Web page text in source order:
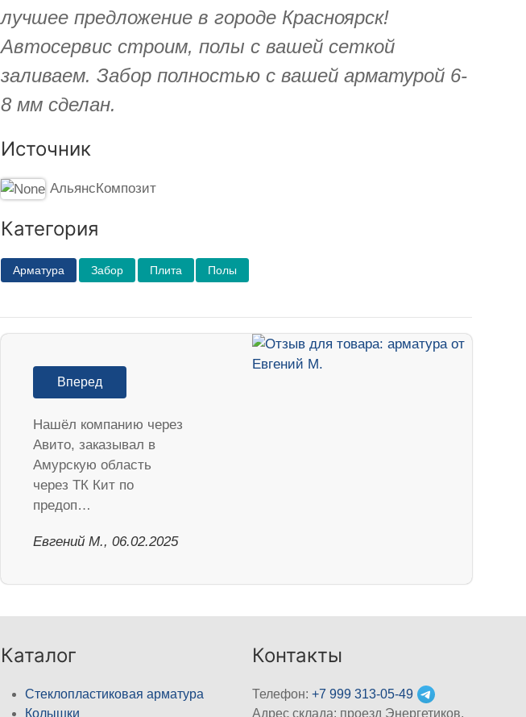
лучшее предложение в городе Красноярск!
Автосервис строим, полы с вашей сеткой
заливаем. Забор полностью с вашей арматурой 6-
8 мм сделан.
Источник
АльянсКомпозит
Категория
Арматура Забор Плита Полы
Вперед
Нашёл компанию через
Авито, заказывал в
Амурскую область
через ТК Кит по
предоп…
​Евгений М., 06.02.2025
Каталог
Стеклопластиковая арматура
Колышки
Контакты
Телефон:+7 999 313-05-49
Адрес склада: проезд Энергетиков,